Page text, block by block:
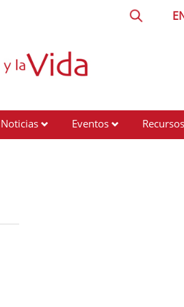
Noticias Eventos
Recursos